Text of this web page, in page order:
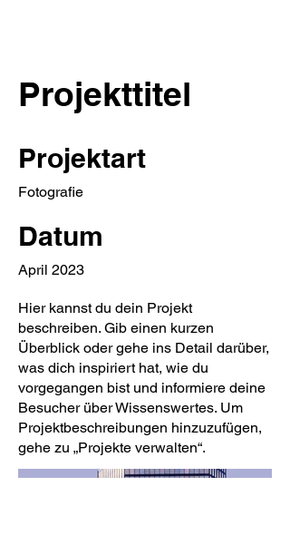
Projekttitel
Projektart
Fotografie
Datum
April 2023
Hier kannst du dein Projekt
beschreiben. Gib einen kurzen
Überblick oder gehe ins Detail darüber,
was dich inspiriert hat, wie du
vorgegangen bist und informiere deine
Besucher über Wissenswertes. Um
Projektbeschreibungen hinzuzufügen,
gehe zu „Projekte verwalten“.